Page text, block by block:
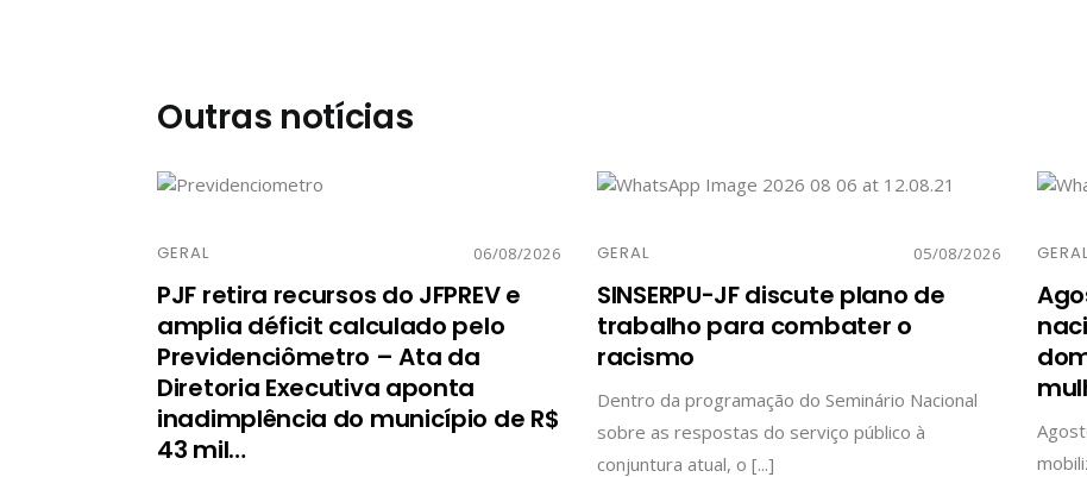
Outras notícias
GERAL 06/08/2026
PJF retira recursos do JFPREV e
amplia déficit calculado pelo
Previdenciômetro – Ata da
Diretoria Executiva aponta
inadimplência do município de R$
43 mil…
GERAL 05/08/2026
SINSERPU-JF discute plano de
trabalho para combater o
racismo
Dentro da programação do Seminário Nacional
sobre as respostas do serviço público à
conjuntura atual, o [...]